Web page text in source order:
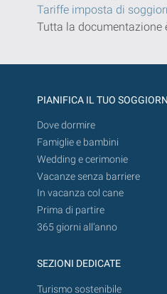
Tariffe imposta di
Tutta la documentazione
PIANIFICA IL TUO
Dove dormire
Famiglie e bambini
Wedding e cerimonie
Vacanze senza barriere
In vacanza col cane
Prima di partire
365 giorni all’anno
SEZIONI DEDICATE
Turismo sostenibile